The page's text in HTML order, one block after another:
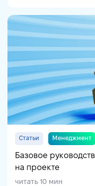
Статьи Менеджмент
Базовое
на проекте
читать 10 мин